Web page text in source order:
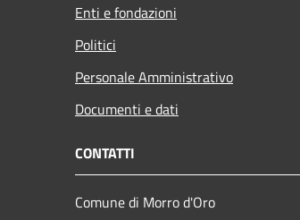
Enti e fondazioni
Politici
Personale Amministrativo
Documenti e dati
CONTATTI
Comune di Morro d'Oro